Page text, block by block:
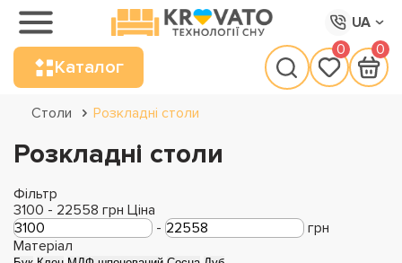
UA
Каталог
0 0
Столи Розкладні столи
Розкладні столи
Фільтр
3100 - 22558 грн Ціна
-
грн
Матеріал